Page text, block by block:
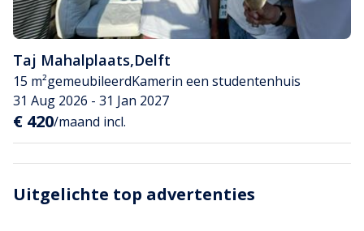
Taj Mahalplaats,Delft
15 m²gemeubileerdKamerin een studentenhuis
31 Aug 2026 - 31 Jan 2027
€ 420/maand incl.
Uitgelichte top advertenties